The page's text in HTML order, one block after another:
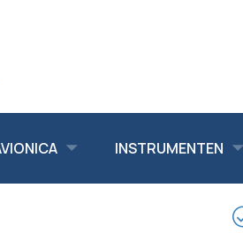
INSTRUMENTEN